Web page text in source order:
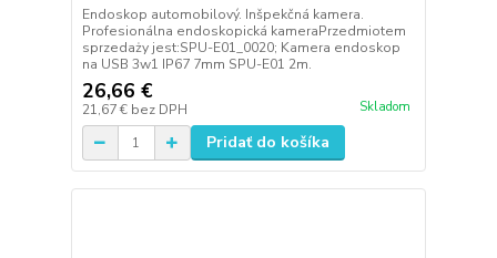
Endoskop automobilový. Inšpekčná kamera.
Profesionálna endoskopická kameraPrzedmiotem
sprzedaży jest:SPU-E01_0020; Kamera endoskop
na USB 3w1 IP67 7mm SPU-E01 2m.
26,66 €
21,67 € bez DPH Skladom
Pridať do košíka